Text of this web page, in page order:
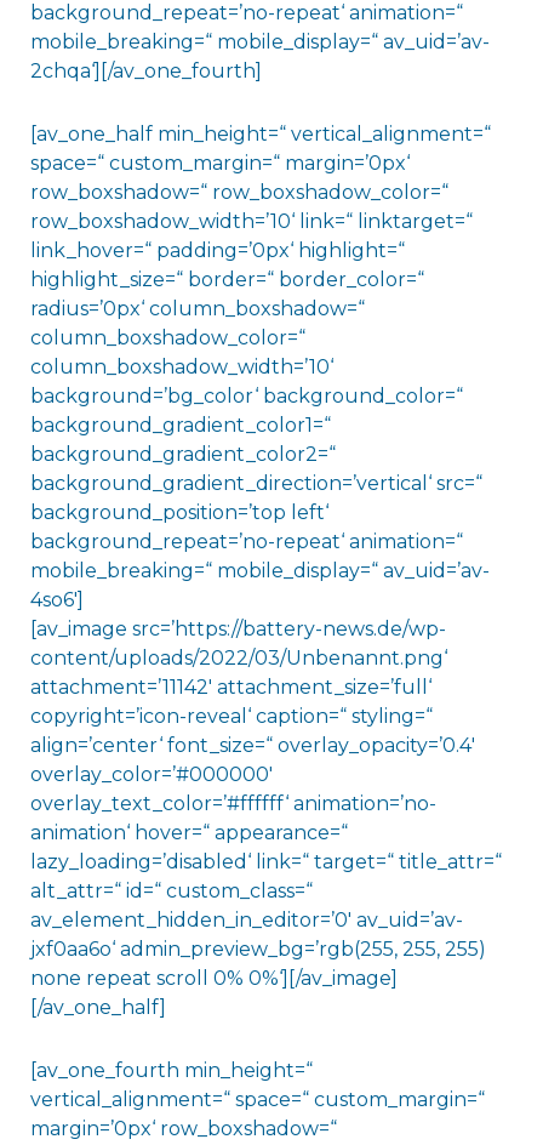
background_repeat=’no-repeat‘ animation=“
mobile_breaking=“ mobile_display=“ av_uid=’av-
2chqa‘][/av_one_fourth]
[av_one_half min_height=“ vertical_alignment=“
space=“ custom_margin=“ margin=’0px‘
row_boxshadow=“ row_boxshadow_color=“
row_boxshadow_width=’10‘ link=“ linktarget=“
link_hover=“ padding=’0px‘ highlight=“
highlight_size=“ border=“ border_color=“
radius=’0px‘ column_boxshadow=“
column_boxshadow_color=“
column_boxshadow_width=’10‘
background=’bg_color‘ background_color=“
background_gradient_color1=“
background_gradient_color2=“
background_gradient_direction=’vertical‘ src=“
background_position=’top left‘
background_repeat=’no-repeat‘ animation=“
mobile_breaking=“ mobile_display=“ av_uid=’av-
4so6′]
[av_image src=’https://battery-news.de/wp-
content/uploads/2022/03/Unbenannt.png‘
attachment=’11142′ attachment_size=’full‘
copyright=’icon-reveal‘ caption=“ styling=“
align=’center‘ font_size=“ overlay_opacity=’0.4′
overlay_color=’#000000′
overlay_text_color=’#ffffff‘ animation=’no-
animation‘ hover=“ appearance=“
lazy_loading=’disabled‘ link=“ target=“ title_attr=“
alt_attr=“ id=“ custom_class=“
av_element_hidden_in_editor=’0′ av_uid=’av-
jxf0aa6o‘ admin_preview_bg=’rgb(255, 255, 255)
none repeat scroll 0% 0%‘][/av_image]
[/av_one_half]
[av_one_fourth min_height=“
vertical_alignment=“ space=“ custom_margin=“
margin=’0px‘ row_boxshadow=“